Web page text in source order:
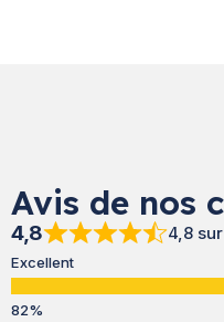
Avis de nos
4,8 4,8
Excellent